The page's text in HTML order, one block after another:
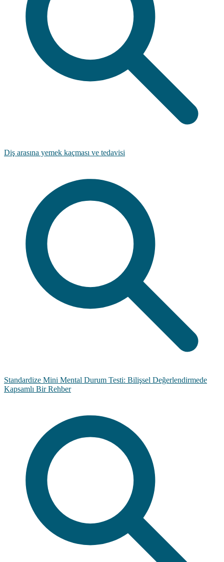
Diş arasına yemek kaçması ve tedavisi
Standardize Mini Mental Durum Testi: Bilişsel Değerlendirmede
Kapsamlı Bir Rehber